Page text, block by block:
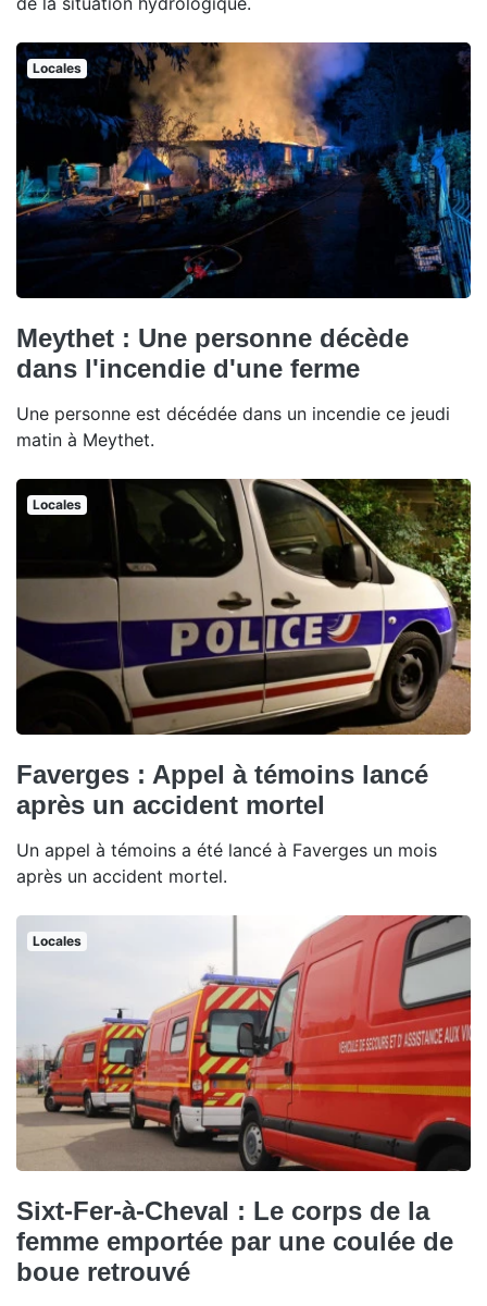
Locales
Meythet : Une personne décède
dans l'incendie d'une ferme
Une personne est décédée dans un incendie ce jeudi
matin à Meythet.
Locales
Faverges : Appel à témoins lancé
après un accident mortel
Un appel à témoins a été lancé à Faverges un mois
après un accident mortel.
Locales
Sixt-Fer-à-Cheval : Le corps de la
femme emportée par une coulée de
boue retrouvé